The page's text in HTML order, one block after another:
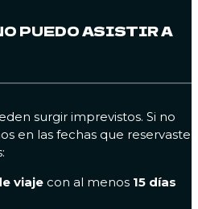
PUEDO ASISTIR A
surgir imprevistos. Si no
en las fechas que reservaste,
viaje con al menos 15 días